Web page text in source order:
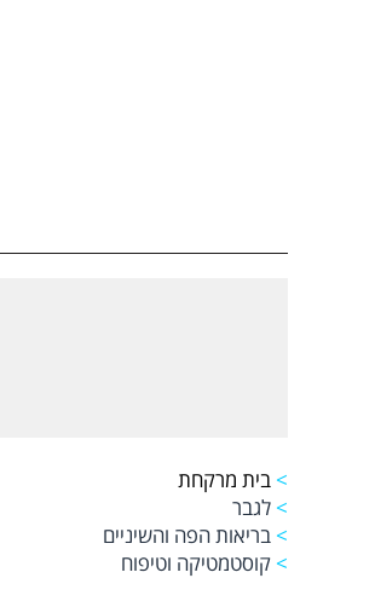
> בית מרקחת
> לגבר
> בריאות הפה והשיניים
> קוסטמטיקה וטיפוח